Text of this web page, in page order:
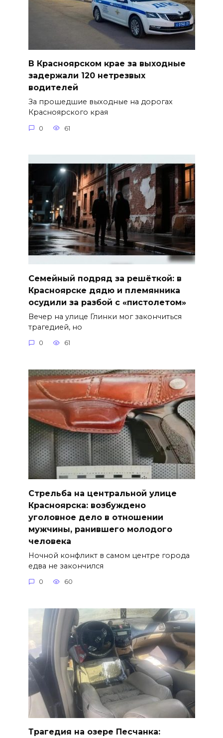
В Красноярском крае за выходные
задержали 120 нетрезвых
водителей
За прошедшие выходные на дорогах
Красноярского края
0 61
Семейный подряд за решёткой: в
Красноярске дядю и племянника
осудили за разбой с «пистолетом»
Вечер на улице Глинки мог закончиться
трагедией, но
0 61
Стрельба на центральной улице
Красноярска: возбуждено
уголовное дело в отношении
мужчины, ранившего молодого
человека
Ночной конфликт в самом центре города
едва не закончился
0 60
Трагедия на озере Песчанка: